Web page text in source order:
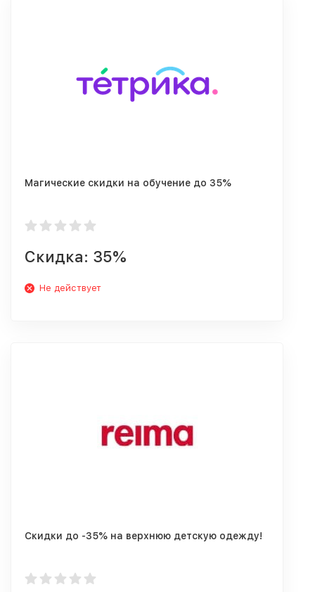
Магические скидки на обучение до 35%
Скидка: 35%
Не действует
Скидки до -35% на верхнюю детскую одежду!